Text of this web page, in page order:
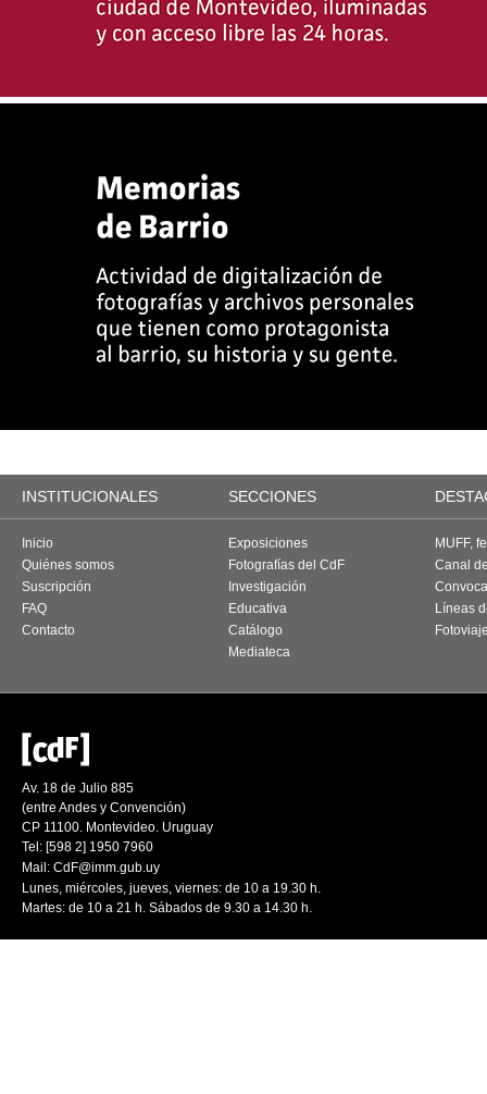
INSTITUCIONALES SECCIONES
Inicio
Quiénes somos
Suscripción
FAQ
Contacto
Exposiciones
Fotografías del CdF
Investigación
Educativa
Catálogo
Mediateca
MUFF,
Canal
Líneas
Av. 18 de Julio 885
(entre Andes y Convención)
CP 11100. Montevideo. Uruguay
Tel: [598 2] 1950 7960
Mail: CdF@imm.gub.uy
Lunes, miércoles, jueves, viernes: de 10 a 19.30 h.
Martes: de 10 a 21 h. Sábados de 9.30 a 14.30 h.